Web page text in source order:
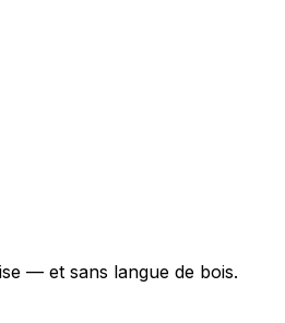
— et sans langue de bois.